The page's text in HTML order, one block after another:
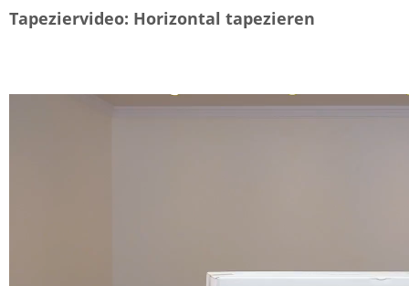
Tapeziervideo: Horizontal tapezieren